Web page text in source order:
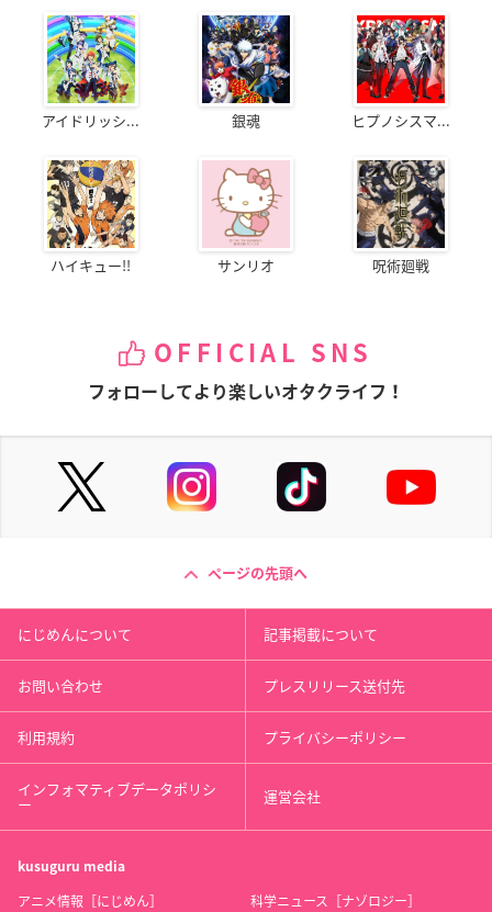
アイドリッシ... 銀魂 ヒプノシスマ...
ハイキュー!! サンリオ 呪術廻戦
OFFICIAL SNS
フォローしてより楽しいオタクライフ！
ページの先頭へ
にじめんについて 記事掲載について
お問い合わせ プレスリリース送付先
利用規約 プライバシーポリシー
インフォマティブデータポリシ
ー 運営会社
kusuguru media
アニメ情報［にじめん］ 科学ニュース［ナゾロジー］